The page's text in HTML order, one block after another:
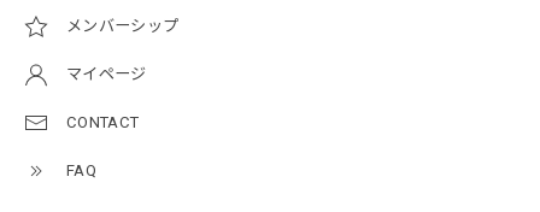
メンバーシップ
マイページ
CONTACT
FAQ